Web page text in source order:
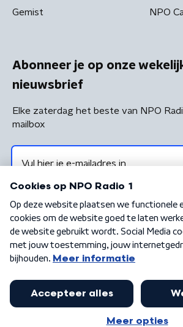
Gemist NPO
Abonneer je op onze
nieuwsbrief
Elke zaterdag het beste van NPO
mailbox
Algemene voorwaarden